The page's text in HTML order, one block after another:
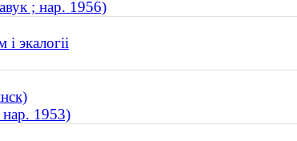
; нар. 1956)
экалогіі
нар. 1953)